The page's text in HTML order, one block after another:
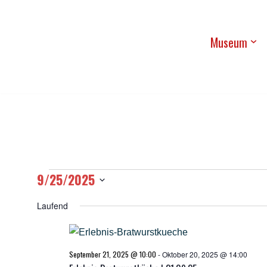
Muse­um
9/25/2025
Laufend
September 21, 2025 @ 10:00 -Oktober 20, 2025 @ 14:00